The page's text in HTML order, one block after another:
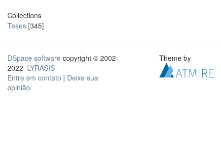
Collections
Teses [345]
DSpace software copyright © 2002-
2022 LYRASIS
Entre em contato | Deixe sua
opinião
Theme by